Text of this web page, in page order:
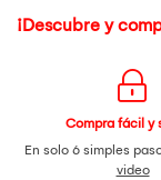
¡Descubre y
Compra fácil y
En solo 6 simples
video